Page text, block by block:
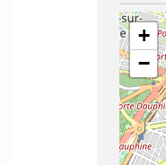
+
−